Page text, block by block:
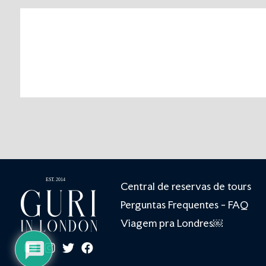
Central de reservas de tours
Perguntas Frequentes - FAQ
Viagem pra Londres￼